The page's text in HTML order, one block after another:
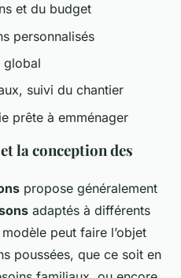
et du budget
personnalisés
global
suivi du chantier
prête à emménager
la conception des
propose généralement
adaptés à différents
peut faire l’objet
poussées, que ce soit en